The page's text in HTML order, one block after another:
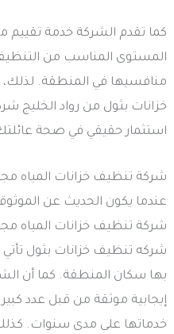
كما تقدم الشركة خدمة تقييم
المستوى المناسب من
منافسيها في المنطقة.
خزانات بثول من رواد الخليج
استثمار حقيقي في صحة
شركة تنظيف خزانات المياه
عندما يكون الحديث عن
شركة تنظيف خزانات المياه
شركه تنظيف خزانات بثول
بها سكان المنطقة. كما أن
إيجابية موثقة من قبل عدد
خدماتها على مدى سنوات.